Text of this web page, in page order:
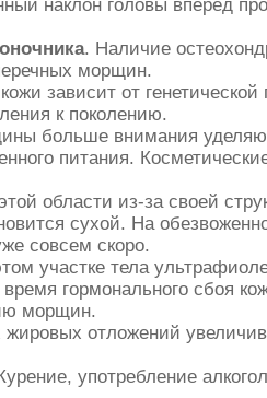
наклон головы вперед
. Наличие
морщин.
зависит от
к поколению.
больше внимания
питания.
области из-за своей
сухой. На
совсем скоро.
участке тела
гормонального сбоя
морщин.
отложений
употребление